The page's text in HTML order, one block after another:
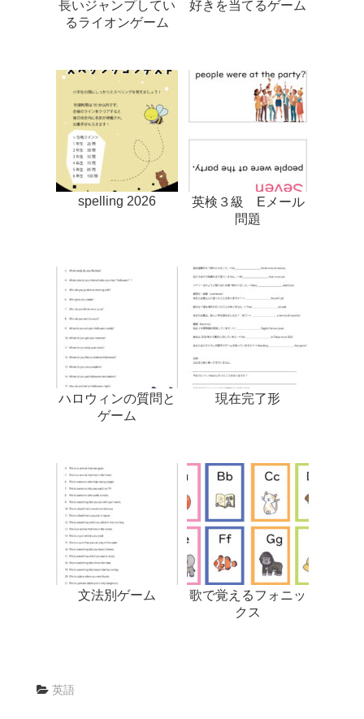
長いジャンプしてい
るライオンゲーム
好きを当てるゲーム
spelling 2026
英検３級 Eメール
問題
ハロウィンの質問と
ゲーム
現在完了形
文法別ゲーム
歌で覚えるフォニッ
クス
英語